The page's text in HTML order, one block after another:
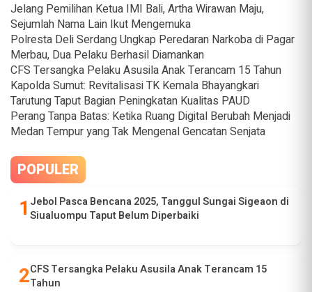
Jelang Pemilihan Ketua IMI Bali, Artha Wirawan Maju,
Sejumlah Nama Lain Ikut Mengemuka
Polresta Deli Serdang Ungkap Peredaran Narkoba di Pagar
Merbau, Dua Pelaku Berhasil Diamankan
CFS Tersangka Pelaku Asusila Anak Terancam 15 Tahun
Kapolda Sumut: Revitalisasi TK Kemala Bhayangkari
Tarutung Taput Bagian Peningkatan Kualitas PAUD
Perang Tanpa Batas: Ketika Ruang Digital Berubah Menjadi
Medan Tempur yang Tak Mengenal Gencatan Senjata
POPULER
Jebol Pasca Bencana 2025, Tanggul Sungai Sigeaon di
Siualuompu Taput Belum Diperbaiki
CFS Tersangka Pelaku Asusila Anak Terancam 15
Tahun